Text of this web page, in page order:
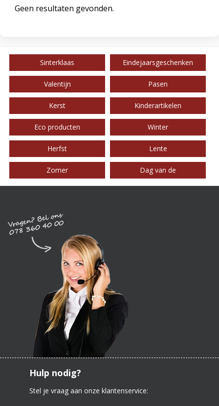
Geen resultaten gevonden.
Sinterklaas Eindejaarsgeschenken
Valentijn Pasen
Kerst Kinderartikelen
Eco producten Winter
Herfst Lente
Zomer Dag van de
Hulp nodig?
Stel je vraag aan onze klantenservice: